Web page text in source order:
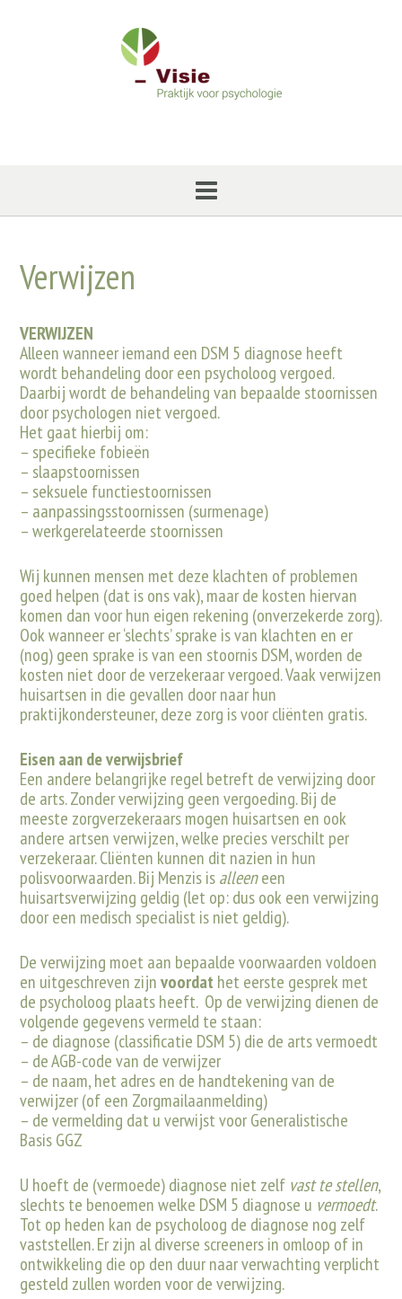
Verwijzen
VERWIJZEN
Alleen wanneer iemand een DSM 5 diagnose heeft
wordt behandeling door een psycholoog vergoed.
Daarbij wordt de behandeling van bepaalde stoornissen
door psychologen niet vergoed.
Het gaat hierbij om:
– specifieke fobieën
– slaapstoornissen
– seksuele functiestoornissen
– aanpassingsstoornissen (surmenage)
–werkgerelateerde stoornissen
Wij kunnen mensen met deze klachten of problemen
goed helpen (dat is ons vak), maar de kosten hiervan
komen dan voor hun eigen rekening (onverzekerde zorg).
Ook wanneer er ‘slechts’ sprake is van klachten en er
(nog) geen sprake is van een stoornis DSM, worden de
kosten niet door de verzekeraar vergoed. Vaak verwijzen
huisartsen in die gevallen door naar hun
praktijkondersteuner, deze zorg is voor cliënten gratis.
Eisen aan de verwijsbrief
Een andere belangrijke regel betreft de verwijzing door
de arts. Zonder verwijzing geen vergoeding. Bij de
meeste zorgverzekeraars mogen huisartsen en ook
andere artsen verwijzen, welke precies verschilt per
verzekeraar. Cliënten kunnen dit nazien in hun
polisvoorwaarden. Bij Menzis isalleeneen
huisartsverwijzing geldig (let op: dus ook een verwijzing
door een medisch specialist is niet geldig).
De verwijzing moet aan bepaalde voorwaarden voldoen
en uitgeschreven zijnvoordat het eerste gesprek met
de psycholoog plaats heeft. Op de verwijzing dienen de
volgende gegevens vermeld te staan:
– de diagnose (classificatie DSM 5) die de arts vermoedt
– de AGB-code van de verwijzer
– de naam, het adres en de handtekening van de
verwijzer (of een Zorgmailaanmelding)
– de vermelding dat u verwijst voor Generalistische
Basis GGZ
U hoeft de (vermoede) diagnose niet zelf vast te stellen,
slechts te benoemen welke DSM 5 diagnose u vermoedt.
Tot op heden kan de psycholoog de diagnose nog zelf
vaststellen. Er zijn al diverse screeners in omloop of in
ontwikkeling die op den duur naar verwachting verplicht
gesteld zullen worden voor de verwijzing.